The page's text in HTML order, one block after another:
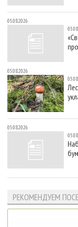
05.08.2026
05.08.2026
05.08.2026
РЕКОМЕНДУЕМ